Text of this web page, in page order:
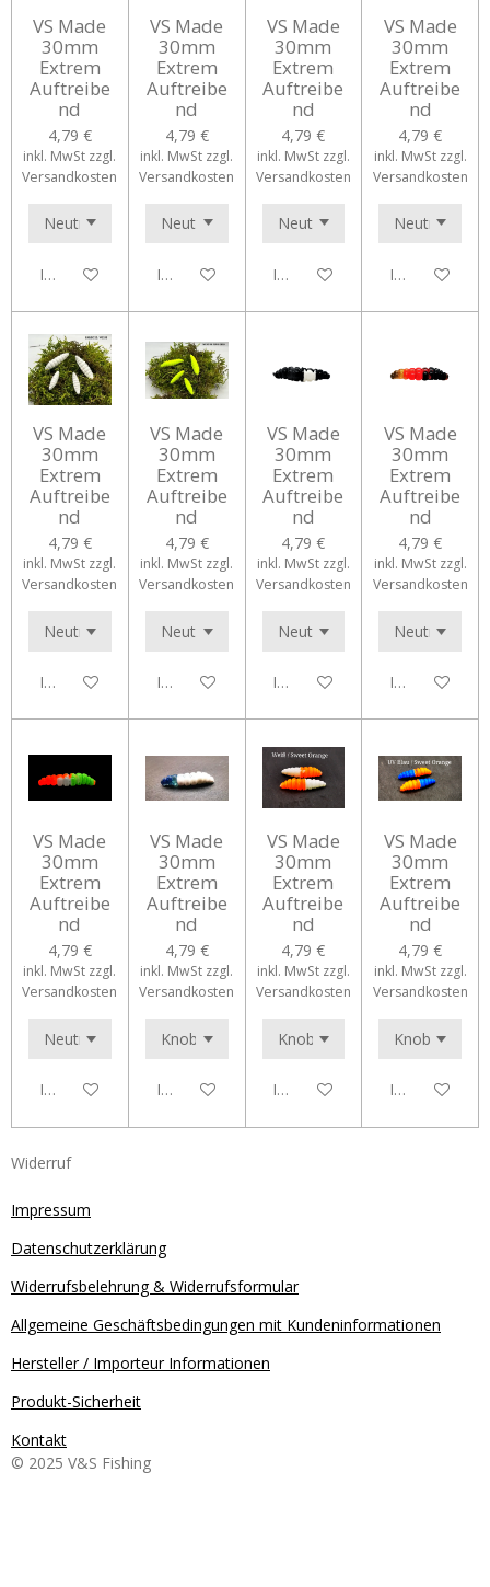
VS Made
30mm
Extrem
Auftreibe
nd
4,79 €
inkl. MwSt zzgl.
Versandkosten
In den Warenkorb
VS Made
30mm
Extrem
Auftreibe
nd
4,79 €
inkl. MwSt zzgl.
Versandkosten
In den Warenkorb
VS Made
30mm
Extrem
Auftreibe
nd
4,79 €
inkl. MwSt zzgl.
Versandkosten
In den Warenkorb
VS Made
30mm
Extrem
Auftreibe
nd
4,79 €
inkl. MwSt zzgl.
Versandkosten
In den
VS Made
30mm
Extrem
Auftreibe
nd
4,79 €
inkl. MwSt zzgl.
Versandkosten
In den Warenkorb
VS Made
30mm
Extrem
Auftreibe
nd
4,79 €
inkl. MwSt zzgl.
Versandkosten
In den Warenkorb
VS Made
30mm
Extrem
Auftreibe
nd
4,79 €
inkl. MwSt zzgl.
Versandkosten
In den Warenkorb
VS Made
30mm
Extrem
Auftreibe
nd
4,79 €
inkl. MwSt zzgl.
Versandkosten
In den
VS Made
30mm
Extrem
Auftreibe
nd
4,79 €
inkl. MwSt zzgl.
Versandkosten
In den Warenkorb
VS Made
30mm
Extrem
Auftreibe
nd
4,79 €
inkl. MwSt zzgl.
Versandkosten
In den Warenkorb
VS Made
30mm
Extrem
Auftreibe
nd
4,79 €
inkl. MwSt zzgl.
Versandkosten
In den Warenkorb
VS Made
30mm
Extrem
Auftreibe
nd
4,79 €
inkl. MwSt zzgl.
Versandkosten
In den
Widerruf
Impressum
Datenschutzerklärung
Widerrufsbelehrung & Widerrufsformular
Allgemeine Geschäftsbedingungen mit Kundeninformationen
Hersteller / Importeur Informationen
Produkt-Sicherheit
Kontakt
© 2025 V&S Fishing